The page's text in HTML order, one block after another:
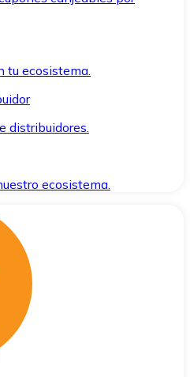
tu ecosistema.
distribuidores.
ecosistema.